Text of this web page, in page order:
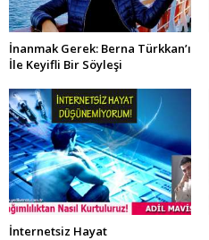
İnanmak Gerek: Berna Türkkan’ı
İle Keyifli Bir Söyleşi
İnternetsiz Hayat